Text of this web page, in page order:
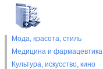
Мода, красота, стиль
Медицина и фармацевтика
Культура, искусство, кино